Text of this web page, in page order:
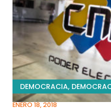
DEMOCRACIA,
ENERO 18, 2018